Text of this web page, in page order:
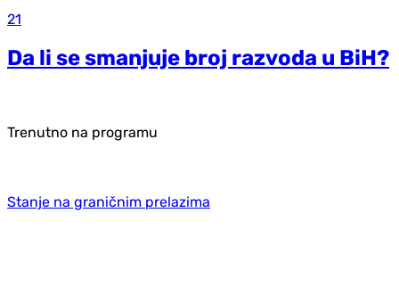
21
Da li se smanjuje broj razvoda u BiH?
Trenutno na programu
Stanje na graničnim prelazima